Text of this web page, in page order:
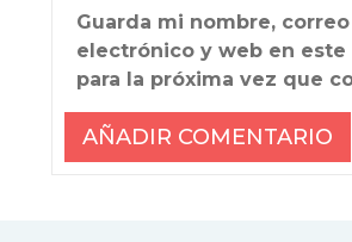
Guarda mi nombre, correo
electrónico y web en este
para la próxima vez que